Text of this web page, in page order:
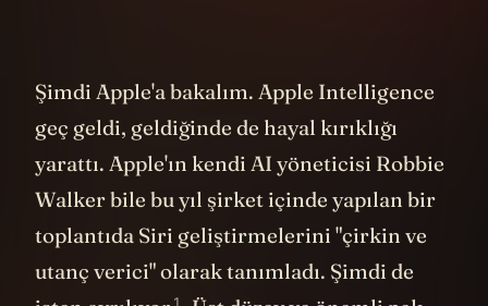
Şimdi Apple'a bakalım. Apple Intelligence
geç geldi, geldiğinde de hayal kırıklığı
yarattı. Apple'ın kendi AI yöneticisi Robbie
Walker bile bu yıl şirket içinde yapılan bir
toplantıda Siri geliştirmelerini "çirkin ve